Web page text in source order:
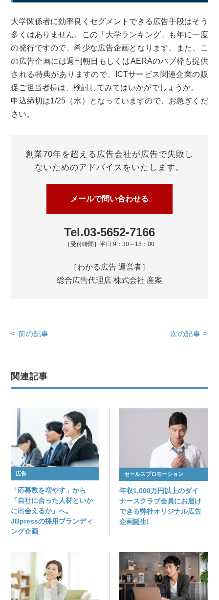
大学関係者に効率良くセグメントできる広告手段はそう
多くはありません。この「大学ランキング」も年に一度
の発行ですので、希少な広告企画となります。また、こ
の広告企画には週刊朝日もしくはAERAのパブ枠も提供
される特典がありますので、ICTサービス関連企業の販
促ご担当者様は、検討してみてはいかがでしょうか。
申込締切は1/25（水）となっていますので、お急ぎくだ
さい。
創業70年を超える広告会社が広告で失敗し
ないためのアドバイスをいたします。
メールで問い合わせる
Tel.03-5652-7166
［受付時間］平日 9：30～18：00
［わかる広告 運営者］
総合広告代理店 株式会社 産案
< 前の記事 次の記事 >
関連記事
広告
「応募数を増やす」から
「自社に合った人材といか
に出会えるか」へ。
JBpressの採用ブランディ
ング企画
セールスプロモーション
年収1,000万円以上のダイ
ナースクラブ会員にお届け
できる弊社オリジナル広告
企画誕生!